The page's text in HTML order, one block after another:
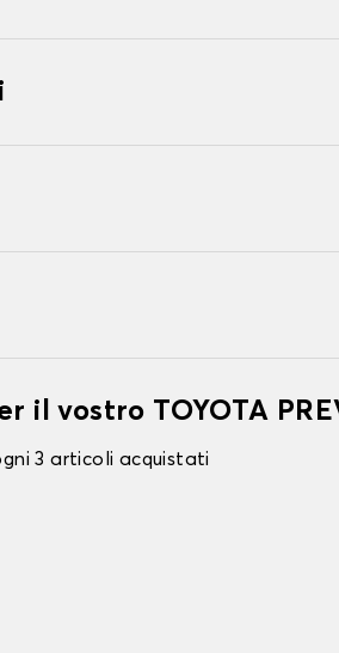
il vostro TOYOTA
3 articoli acquistati